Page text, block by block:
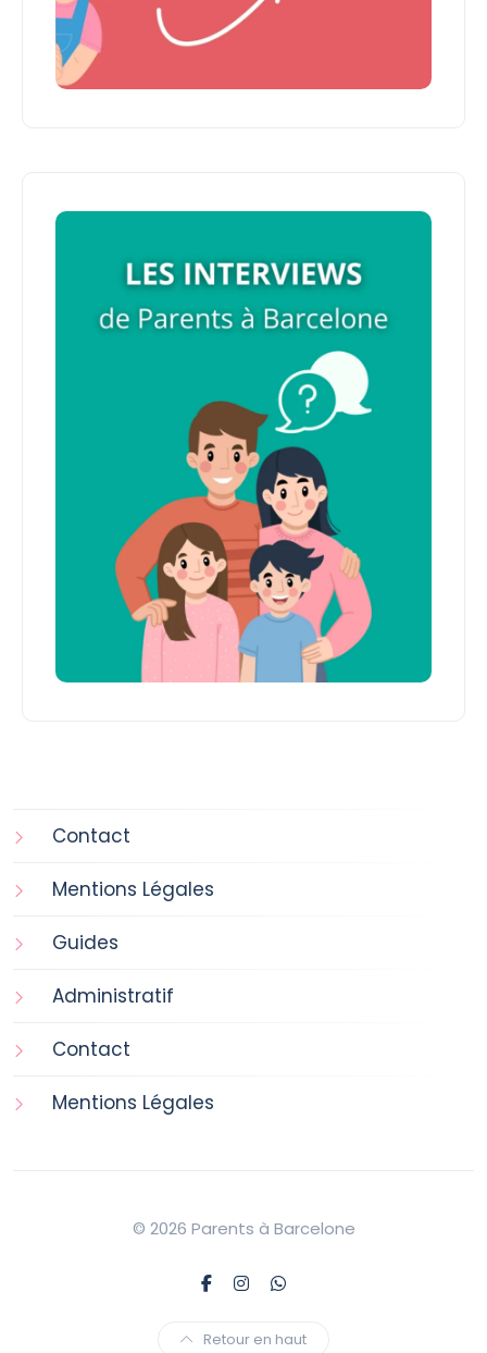
Contact
Mentions Légales
Guides
Administratif
Contact
Mentions Légales
© 2026 Parents à Barcelone
Retour en haut